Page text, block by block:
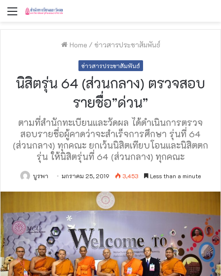
Menu
Home / ข่าวสารประชาสัมพันธ์
ข่าวสารประชาสัมพันธ์
นิสิตรุ่น 64 (ส่วนกลาง) ตรวจสอบ
รายชื่อ”ด่วน”
ตามที่สำนักทะเบียนและวัดผล ได้ดำเนินการตรวจ
สอบรายชื่อผู้คาดว่าจะสำเร็จการศึกษา รุ่นที่ 64
(ส่วนกลาง) ทุกคณะ ยกเว้นนิสิตเทียบโอนและนิสิตตก
รุ่น ให้นิสิตรุ่นที่ 64 (ส่วนกลาง) ทุกคณะ
บูรพา มกราคม 25, 2019 3,453 Less than a minute